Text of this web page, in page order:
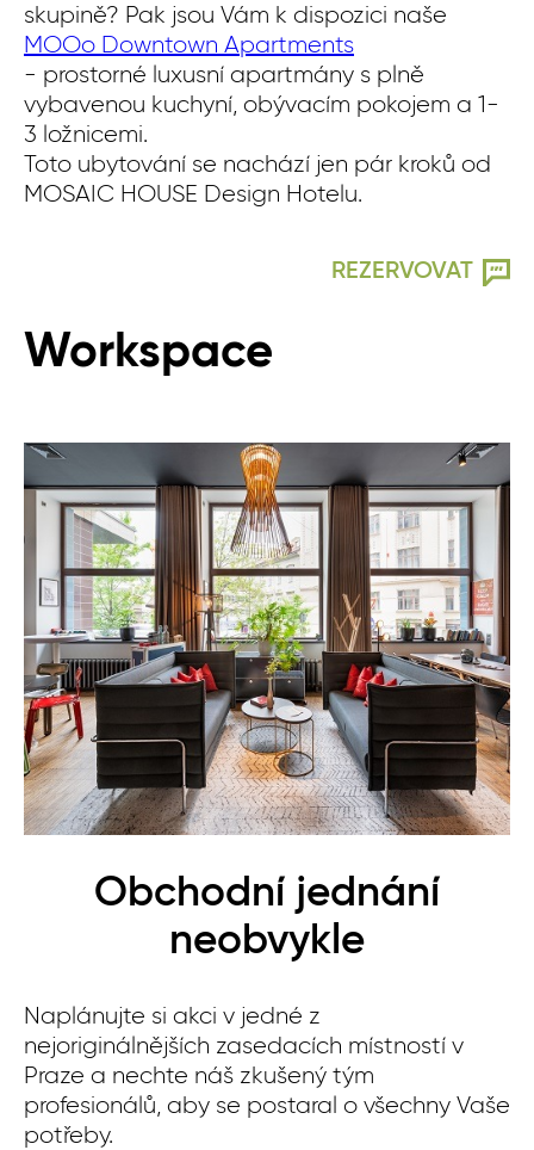
skupině? Pak jsou Vám k dispozici naše
MOOo Downtown Apartments
- prostorné luxusní apartmány s plně
vybavenou kuchyní, obývacím pokojem a 1-
3 ložnicemi.
Toto ubytování se nachází jen pár kroků od
MOSAIC HOUSE Design Hotelu.
REZERVOVAT
Workspace
Obchodní jednání
neobvykle
Naplánujte si akci v jedné z
nejoriginálnějších zasedacích místností v
Praze a nechte náš zkušený tým
profesionálů, aby se postaral o všechny Vaše
potřeby.